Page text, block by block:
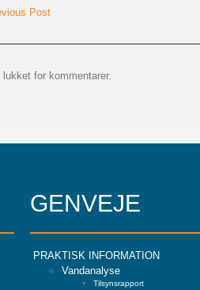
Post
lukket for kommentarer.
GENVEJE
PRAKTISK INFORMATION
Vandanalyse
Tilsynsrapport